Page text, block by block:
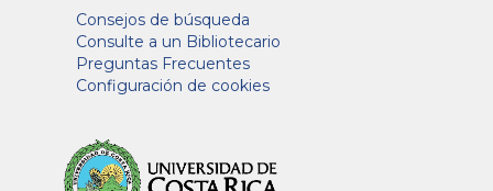
Consejos de búsqueda
Consulte a un Bibliotecario
Preguntas Frecuentes
Configuración de cookies